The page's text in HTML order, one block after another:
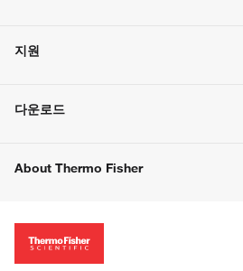
주문 방법
벌크 주문
지원
고객 센터
웹사이트 개선사항
다운로드
About Thermo Fisher
투자자